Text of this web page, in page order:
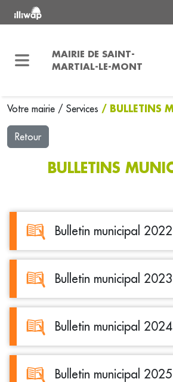
MAIRIE DE SAINT-
MARTIAL-LE-MONT
Votre mairie / Services / BULLETINS
Retour
BULLETINS
Bulletin municipal 2022
Bulletin municipal 2023
Bulletin municipal 2024
Bulletin municipal 2025